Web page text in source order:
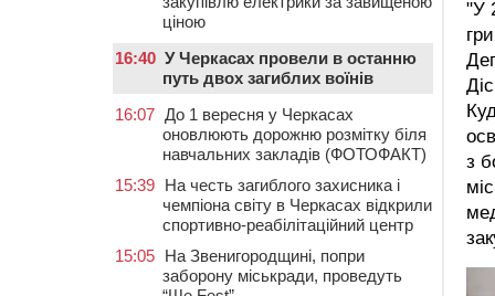
"У
з
ціною
16:40 У Черкасах провели в останню
путь двох загиблих воїнів
16:07 До 1 вересня у Черкасах
оновлюють дорожню розмітку біля
навчальних закладів (ФОТОФАКТ)
15:39 На честь загиблого захисника і
чемпіона світу в Черкасах відкрили
спортивно-реабілітаційний центр
15:05 На Звенигородщині, попри
заборону міськради, проведуть